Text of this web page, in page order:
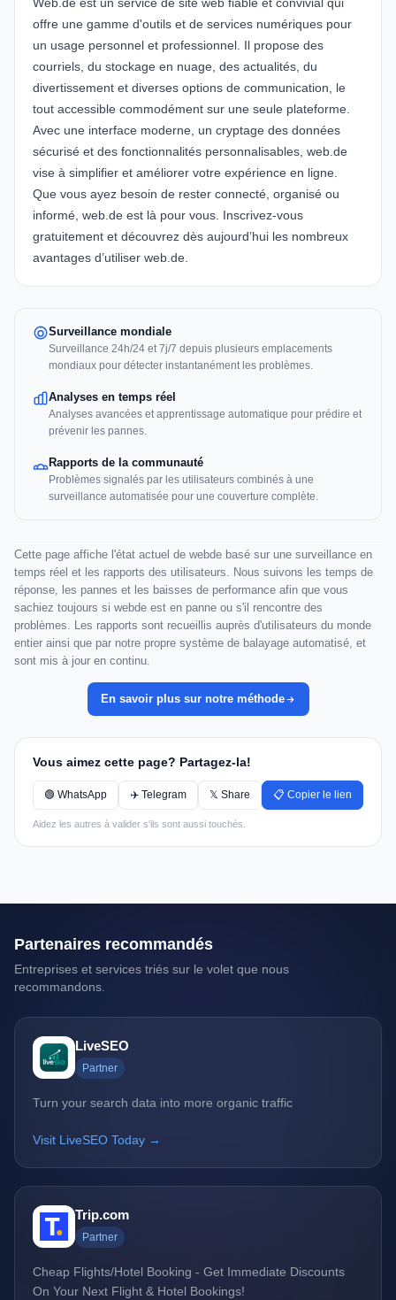
Web.de est un service de site web fiable et convivial qui
offre une gamme d'outils et de services numériques pour
un usage personnel et professionnel. Il propose des
courriels, du stockage en nuage, des actualités, du
divertissement et diverses options de communication, le
tout accessible commodément sur une seule plateforme.
Avec une interface moderne, un cryptage des données
sécurisé et des fonctionnalités personnalisables, web.de
vise à simplifier et améliorer votre expérience en ligne.
Que vous ayez besoin de rester connecté, organisé ou
informé, web.de est là pour vous. Inscrivez-vous
gratuitement et découvrez dès aujourd’hui les nombreux
avantages d’utiliser web.de.
Surveillance mondiale
Surveillance 24h/24 et 7j/7 depuis plusieurs emplacements
mondiaux pour détecter instantanément les problèmes.
Analyses en temps réel
Analyses avancées et apprentissage automatique pour prédire et
prévenir les pannes.
Rapports de la communauté
Problèmes signalés par les utilisateurs combinés à une
surveillance automatisée pour une couverture complète.
Cette page affiche l'état actuel de webde basé sur une surveillance en
temps réel et les rapports des utilisateurs. Nous suivons les temps de
réponse, les pannes et les baisses de performance afin que vous
sachiez toujours si webde est en panne ou s'il rencontre des
problèmes. Les rapports sont recueillis auprès d'utilisateurs du monde
entier ainsi que par notre propre système de balayage automatisé, et
sont mis à jour en continu.
En savoir plus sur notre méthode
Vous aimez cette page? Partagez-la!
🟢 WhatsApp ✈️ Telegram 𝕏 Share 📋 Copier le lien
Aidez les autres à valider s'ils sont aussi touchés.
Partenaires recommandés
Entreprises et services triés sur le volet que nous
recommandons.
LiveSEO
Partner
Turn your search data into more organic traffic
Visit LiveSEO Today →
Trip.com
Partner
Cheap Flights/Hotel Booking - Get Immediate Discounts
On Your Next Flight & Hotel Bookings!